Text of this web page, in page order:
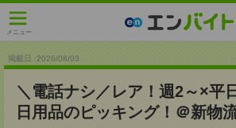
メニュー
掲載日 :2026/08/03
＼電話ナシ／レア！週2～×平
日用品のピッキング！＠新物